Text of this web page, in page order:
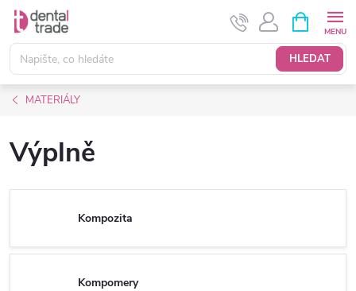
Přejít
obsah
HLEDAT
NÁKUPNÍ
KOŠÍK
MATERIÁLY
Výplně
Kompozita
Kompomery